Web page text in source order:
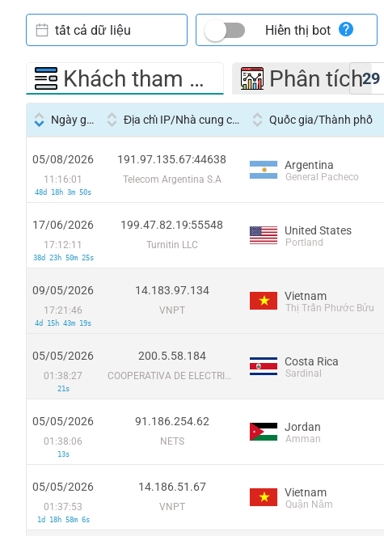
29
tất cả dữ liệu Hiển thị bot
Khách tham quan Phân tích
Ngày giờ Địa chỉ IP/Nhà cung cấp dịch vụ Quốc gia/Thành phố
05/08/2026
11:16:01
48d 18h 3m 50s
191.97.135.67:44638
Telecom Argentina S.A
Argentina
General Pacheco
17/06/2026
17:12:11
38d 23h 50m 25s
199.47.82.19:55548
Turnitin LLC
United States
Portland
09/05/2026
17:21:46
4d 15h 43m 19s
14.183.97.134
VNPT
Vietnam
Thị Trấn Phước Bửu
05/05/2026
01:38:27
21s
200.5.58.184
COOPERATIVA DE ELECTRIFICACIÓN RURAL DE GUANACASTE R.L.
Costa Rica
Sardinal
05/05/2026
01:38:06
13s
91.186.254.62
NETS
Jordan
Amman
05/05/2026
01:37:53
1d 18h 58m 6s
14.186.51.67
VNPT
Vietnam
Quận Năm